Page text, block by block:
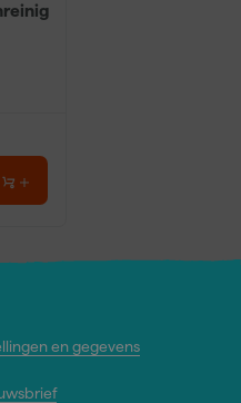
en gegevens